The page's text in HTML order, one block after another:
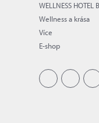
WELLNESS HOTEL
Wellness a krása
Více
E-shop